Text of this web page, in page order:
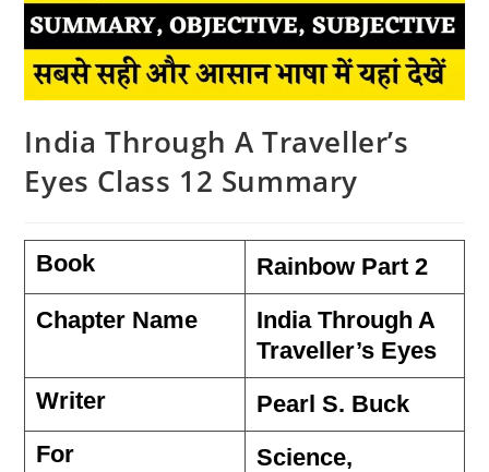
India Through A Traveller’s
Eyes Class 12 Summary
Book
Rainbow Part 2
Chapter Name
India Through A
Traveller’s Eyes
Writer
Pearl S. Buck
For
Science,